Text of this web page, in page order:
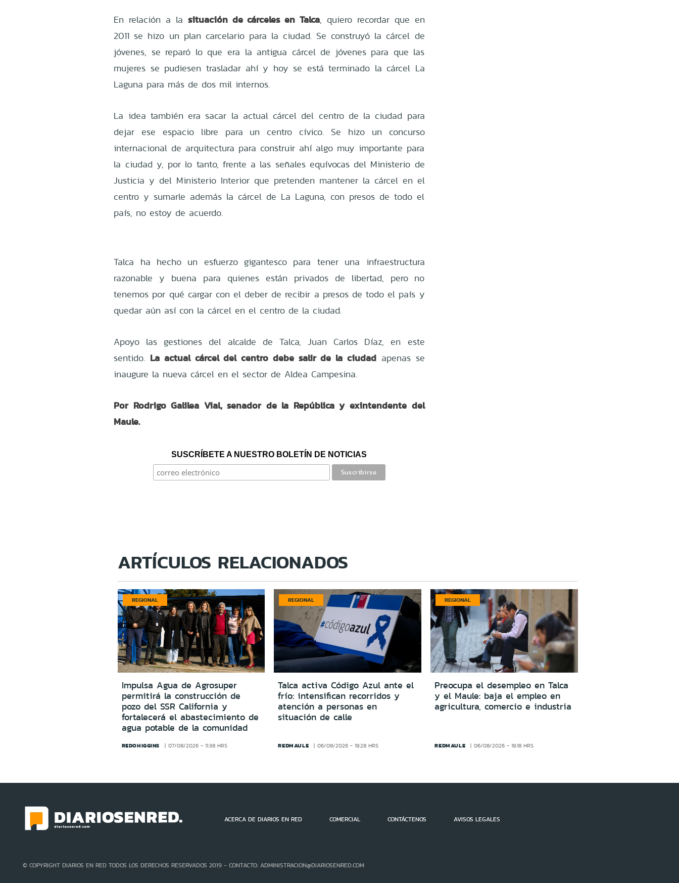
En relación a la situación de cárceles en Talca, quiero recordar que en
2011 se hizo un plan carcelario para la ciudad. Se construyó la cárcel de
jóvenes, se reparó lo que era la antigua cárcel de jóvenes para que las
mujeres se pudiesen trasladar ahí y hoy se está terminado la cárcel La
Laguna para más de dos mil internos.
La idea también era sacar la actual cárcel del centro de la ciudad para
dejar ese espacio libre para un centro cívico. Se hizo un concurso
internacional de arquitectura para construir ahí algo muy importante para
la ciudad y, por lo tanto, frente a las señales equívocas del Ministerio de
Justicia y del Ministerio Interior que pretenden mantener la cárcel en el
centro y sumarle además la cárcel de La Laguna, con presos de todo el
país, no estoy de acuerdo.
Talca ha hecho un esfuerzo gigantesco para tener una infraestructura
razonable y buena para quienes están privados de libertad, pero no
tenemos por qué cargar con el deber de recibir a presos de todo el país y
quedar aún así con la cárcel en el centro de la ciudad.
Apoyo las gestiones del alcalde de Talca, Juan Carlos Díaz, en este
sentido. La actual cárcel del centro debe salir de la ciudadapenas se
inaugure la nueva cárcel en el sector de Aldea Campesina.
Por Rodrigo Galilea Vial, senador de la República y exintendente del
Maule.
SUSCRÍBETE A NUESTRO BOLETÍN DE NOTICIAS
ARTÍCULOS RELACIONADOS
REGIONAL
Impulsa Agua de Agrosuper
permitirá la construcción de
pozo del SSR California y
fortalecerá el abastecimiento de
agua potable de la comunidad
REDOHIGGINS 07/08/2026 - 11:38 HRS
REGIONAL
Talca activa Código Azul ante el
frío: intensifican recorridos y
atención a personas en
situación de calle
REDMAULE 06/08/2026 - 19:28 HRS
REGIONAL
Preocupa el desempleo en Talca
y el Maule: baja el empleo en
agricultura, comercio e industria
REDMAULE 06/08/2026 - 19:18 HRS
ACERCA DE DIARIOS EN RED COMERCIAL CONTÁCTENOS AVISOS LEGALES
© COPYRIGHT DIARIOS EN RED TODOS LOS DERECHOS RESERVADOS 2019 - CONTACTO: ADMINISTRACION@DIARIOSENRED.COM